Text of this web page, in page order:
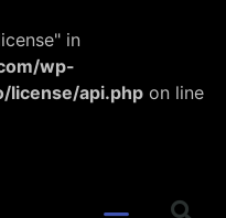
in
wp-
license/api.php on line